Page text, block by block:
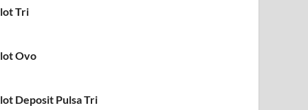
Tri
Ovo
Deposit Pulsa Tri